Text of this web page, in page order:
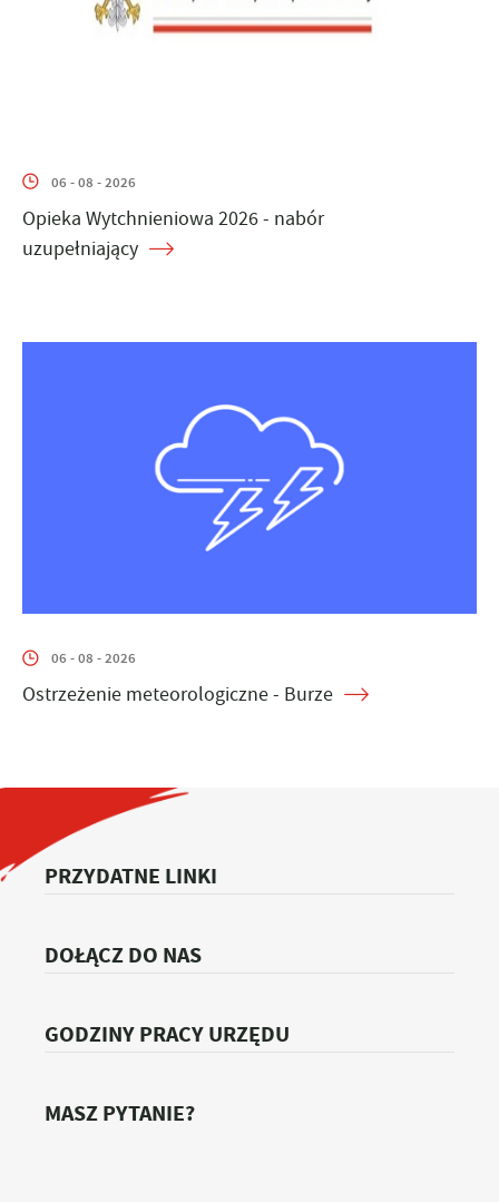
06 - 08 - 2026
Opieka Wytchnieniowa 2026 - nabór
uzupełniający
06 - 08 - 2026
Ostrzeżenie meteorologiczne - Burze
PRZYDATNE LINKI
DOŁĄCZ DO NAS
GODZINY PRACY URZĘDU
MASZ PYTANIE?